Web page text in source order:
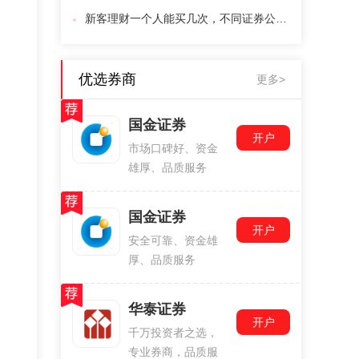
优选券商 更多>
国金证券
市场口碑好、资金
雄厚、品质服务
开户
国金证券
安全可靠、资金雄
厚、品质服务
开户
华泰证券
千万投资者之选，
专业券商，品质服
开户